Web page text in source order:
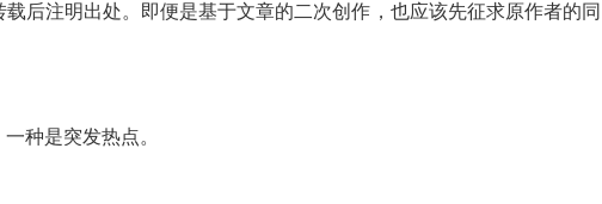
后注明出处。即便是基于文章的二次创作，也应该先征求原作者的同
种是突发热点。